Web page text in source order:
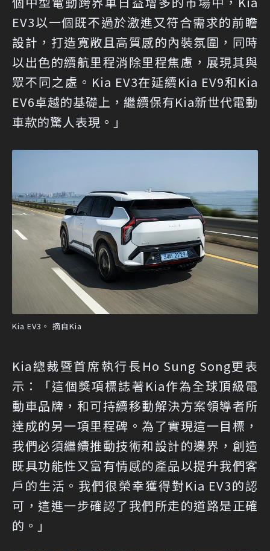
EV3以一個既不過於激進又符合需求的前瞻
設計，打造寬敞且高質感的內裝氛圍，同時
以出色的續航里程消除里程焦慮，展現其與
眾不同之處。Kia EV3在延續Kia EV9和Kia
EV6卓越的基礎上，繼續保有Kia新世代電動
車款的驚人表現。」
Kia EV3。 摘自Kia
Kia總裁暨首席執行長Ho Sung Song更表
示：「這個獎項標誌著Kia作為全球頂級電
動車品牌，和可持續移動解決方案領導者所
達成的另一項里程碑。為了實現這一目標，
我們必須繼續推動技術和設計的邊界，創造
既具功能性又富有情感的產品以提升我們客
戶的生活。我們很榮幸獲得對Kia EV3的認
可，這進一步確認了我們所走的道路是正確
的。」